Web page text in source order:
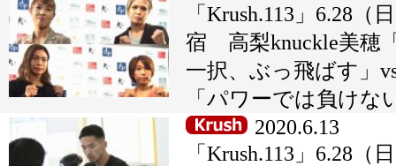
「Krush.113」6.28（
宿 高梨knuckle美穂
一択、ぶっ飛ばす」
「パワーでは負けな
2020.6.13
「Krush.113」6.28（